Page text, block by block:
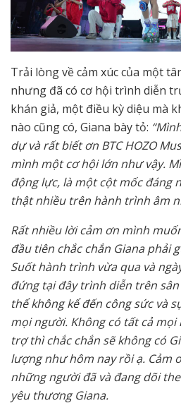
Trải lòng về cảm xúc của một
nhưng đã có cơ hội trình diễn
khán giả, một điều kỳ diệu mà
nào cũng có, Giana bày tỏ:
dự và rất biết ơn BTC HOZO
mình một cơ hội lớn như vậy.
động lực, là một cột mốc đáng
thật nhiều trên hành trình âm
Rất nhiều lời cảm ơn mình
đầu tiên chắc chắn Giana phải
Suốt hành trình vừa qua và
đứng tại đây trình diễn trên sân
thể không kể đến công sức và
mọi người. Không có tất cả
trợ thì chắc chắn sẽ không có
lượng như hôm nay rồi ạ. Cảm
những người đã và đang dõi
yêu thương Giana.